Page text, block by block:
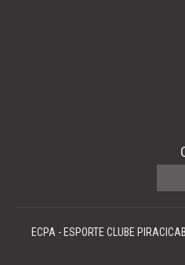
ECPA - ESPORTE CLUBE